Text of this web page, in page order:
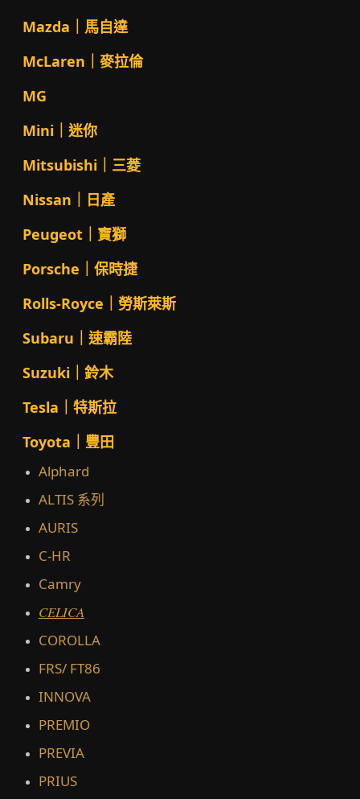
Mazda｜馬自達
McLaren｜麥拉倫
MG
Mini｜迷你
Mitsubishi｜三菱
Nissan｜日產
Peugeot｜寶獅
Porsche｜保時捷
Rolls-Royce｜勞斯萊斯
Subaru｜速霸陸
Suzuki｜鈴木
Tesla｜特斯拉
Toyota｜豐田
Alphard
ALTIS 系列
AURIS
C-HR
Camry
CELICA
COROLLA
FRS/ FT86
INNOVA
PREMIO
PREVIA
PRIUS